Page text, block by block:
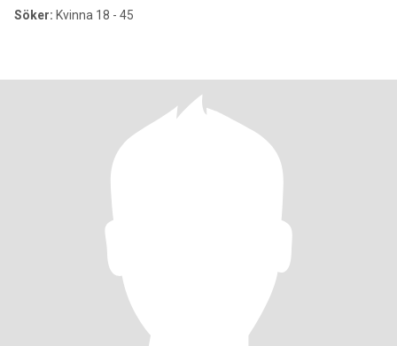
Söker: Kvinna 18 - 45